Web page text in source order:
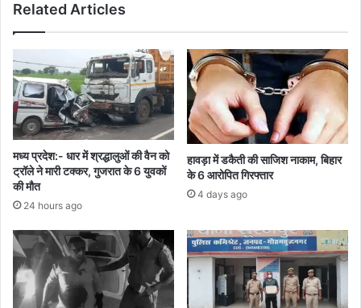
केस
दर्ज
होगी
उनकी
भूमिका
Related Articles
मध्य प्रदेश:- धार में श्रद्धालुओं की वैन को
ट्रॉले ने मारी टक्कर, गुजरात के 6 युवकों
की मौत
24 hours ago
हावड़ा में डकैती की साजिश नाकाम, बिहार
के 6 आरोपित गिरफ्तार
4 days ago